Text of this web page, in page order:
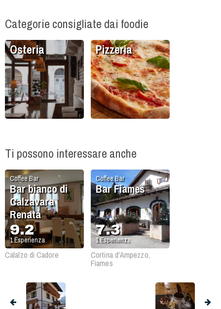
Categorie consigliate dai foodie
Osteria Pizzeria
Ti possono interessare anche
Coffee Bar
Bar bianco di
Calzavara
Renata
9.2
1Esperienza
Calalzo di Cadore
Coffee Bar
Bar Fiames
7.3
1Esperienza
Cortina d'Ampezzo,
Fiames